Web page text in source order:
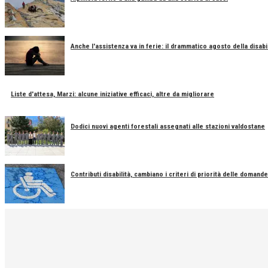
Anche l'assistenza va in ferie: il drammatico agosto della
Liste d'attesa, Marzi: alcune iniziative efficaci, altre da migliorare
Dodici nuovi agenti forestali assegnati alle stazioni valdostane
Contributi disabilità, cambiano i criteri di priorità delle domande